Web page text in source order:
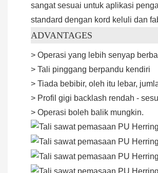
sangat sesuai untuk aplikasi
standard dengan kord keluli dan
ADVANTAGES
> Operasi yang lebih senyap
> Tali pinggang berpandu kendiri
> Tiada bebibir, oleh itu lebar,
> Profil gigi backlash rendah -
> Operasi boleh balik mungkin.